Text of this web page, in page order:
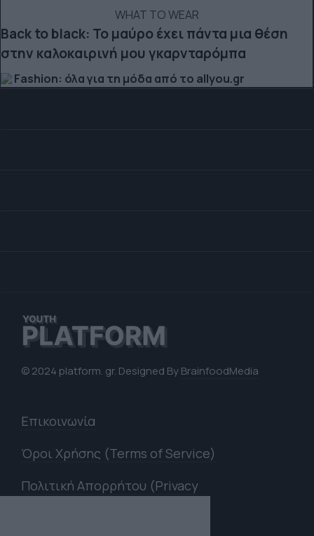
WHAT TO WEAR
Back to black: Το μαύρο έχει πάντα μια θέση
στην καλοκαιρινή μου γκαρνταρόμπα
Fashion: όλα για τη μόδα από το allyou.gr
© 2024 platform. gr. Designed ByBrainfoodMedia
Επικοινωνία
Όροι Χρήσης (Terms of Service)
Πολιτική Απορρήτου (Privacy